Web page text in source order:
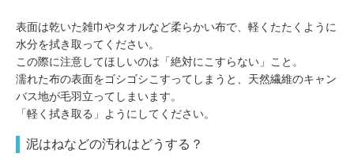
表面は乾いた雑巾やタオルなど柔らかい布で、軽くたたくように
水分を拭き取ってください。
この際に注意してほしいのは「絶対にこすらない」こと。
濡れた布の表面をゴシゴシこすってしまうと、天然繊維のキャン
バス地が毛羽立ってしまいます。
「軽く拭き取る」ようにしてください。
泥はねなどの汚れはどうする？